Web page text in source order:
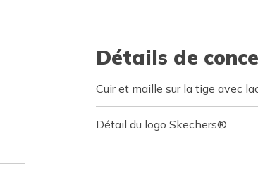
Détails de
Cuir et maille sur la tige avec
Détail du logo Skechers®